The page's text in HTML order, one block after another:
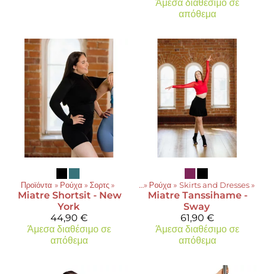
Άμεσα διαθέσιμο σε
απόθεμα
Προϊόντα ‪» Ρούχα ‪»Σορτς ‪»
Miatre Shortsit - New
York
44,90 €
Άμεσα διαθέσιμο σε
απόθεμα
Προϊόντα‪» Ρούχα ‪» Skirts and Dresses ‪»
Miatre Tanssihame -
Sway
61,90 €
Άμεσα διαθέσιμο σε
απόθεμα